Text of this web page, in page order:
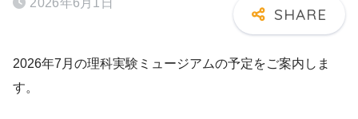
2026年6月1日
2026年7月の理科実験ミュージアムの予定をご案内しま
す。